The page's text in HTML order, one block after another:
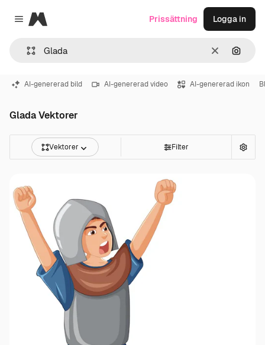
Close menu
Magnific
RensaSök
Prissättning Logga in
AI-genererad bild AI-genererad video AI-genererad ikon
Glada Vektorer
Vektorer Filter